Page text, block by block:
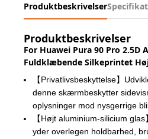
Produktbeskrivelser
Produktbeskrivelser
For Huawei Pura 90 Pro
Fuldklæbende Silkeprintet
【Privatlivsbeskyttelse】
denne skærmbeskytter
oplysninger mod nysgerrige
【Højt aluminium-silicium
yder overlegen holdbarhed,